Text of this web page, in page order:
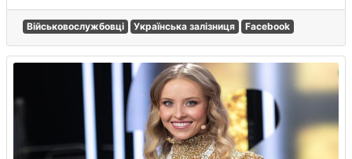
Військовослужбовці Українська залізниця Facebook